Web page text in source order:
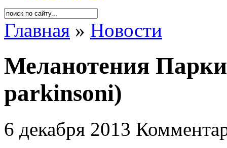
Главная » Новости
Меланотения
parkinsoni)
6 декабря 2013